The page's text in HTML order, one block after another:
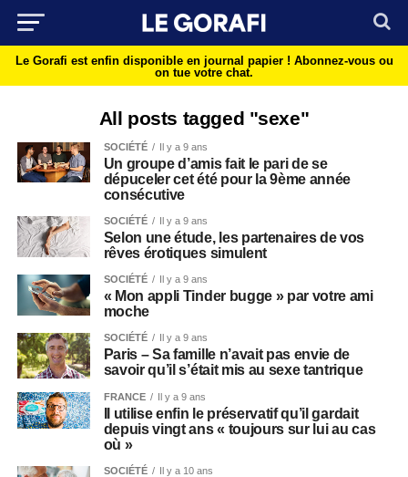
Le Gorafi est enfin disponible en journal papier ! Abonnez-vous ou
on tue votre chat.
All posts tagged "sexe"
SOCIÉTÉ Il y a 9 ans
Un groupe d’amis fait le pari de se
dépuceler cet été pour la 9ème année
consécutive
SOCIÉTÉ Il y a 9 ans
Selon une étude, les partenaires de vos
rêves érotiques simulent
SOCIÉTÉ Il y a 9 ans
« Mon appli Tinder bugge » par votre ami
moche
SOCIÉTÉ Il y a 9 ans
Paris – Sa famille n’avait pas envie de
savoir qu’il s’était mis au sexe tantrique
FRANCE Il y a 9 ans
Il utilise enfin le préservatif qu’il gardait
depuis vingt ans « toujours sur lui au cas
où »
SOCIÉTÉ Il y a 10 ans